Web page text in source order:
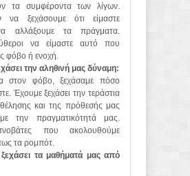
τα συμφέροντα των λίγων.
να ξεχάσουμε ότι είμαστε
αλλάξουμε τα πράγματα.
να είμαστε αυτό που
φόβο ή ενοχή.
την αληθινή μας δύναμη:
στον φόβο, ξεχάσαμε πόσο
Έχουμε ξεχάσει την τεράστια
και της πρόθεσής μας
την πραγματικότητά μας.
που ακολουθούμε
τα ρομπότ.
τα μαθήματά μας από